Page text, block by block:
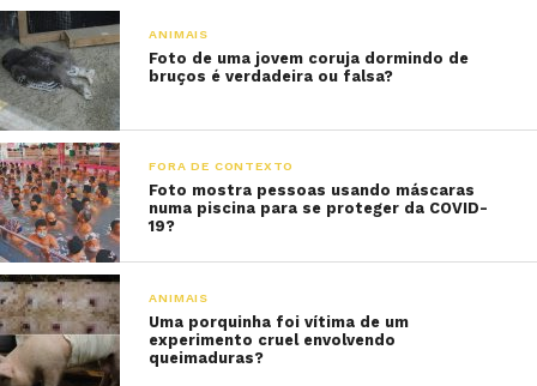
ANIMAIS
Foto de uma jovem coruja dormindo de
bruços é verdadeira ou falsa?
FORA DE CONTEXTO
Foto mostra pessoas usando máscaras
numa piscina para se proteger da COVID-
19?
ANIMAIS
Uma porquinha foi vítima de um
experimento cruel envolvendo
queimaduras?